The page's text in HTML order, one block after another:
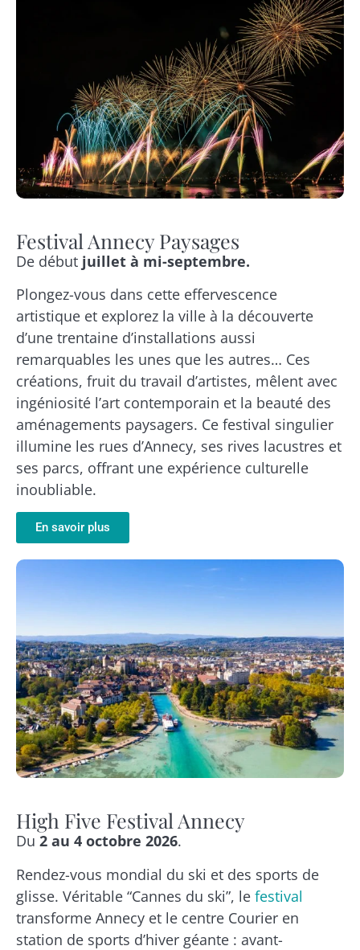
Festival Annecy Paysages
De début juillet à mi-septembre.
Plongez-vous dans cette effervescence
artistique et explorez la ville à la découverte
d’une trentaine d’installations aussi
remarquables les unes que les autres… Ces
créations, fruit du travail d’artistes, mêlent avec
ingéniosité l’art contemporain et la beauté des
aménagements paysagers. Ce festival singulier
illumine les rues d’Annecy, ses rives lacustres et
ses parcs, offrant une expérience culturelle
inoubliable.
En savoir plus
High Five Festival Annecy
Du 2 au 4 octobre 2026.
Rendez-vous mondial du ski et des sports de
glisse. Véritable “Cannes du ski”, le festival
transforme Annecy et le centre Courier en
station de sports d’hiver géante : avant-